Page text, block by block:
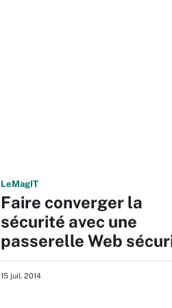
LeMagIT
Faire converger la
sécurité avec une
passerelle Web
15 juil. 2014